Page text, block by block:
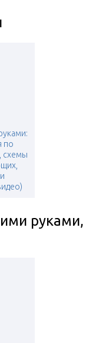
по
схемы
руками,